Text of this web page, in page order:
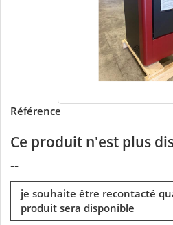
Référence
Ce produit n'est plus
--
je souhaite être recontacté
produit sera disponible